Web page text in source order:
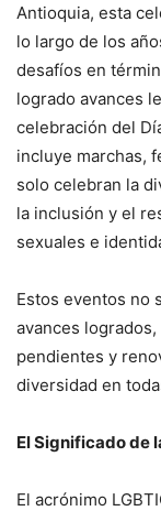
Antioquia, esta
lo largo de los
desafíos en
logrado avances
celebración del
incluye marchas,
solo celebran la
la inclusión y el
sexuales e
Estos eventos no
avances
pendientes y
diversidad en
El Significado de
El acrónimo